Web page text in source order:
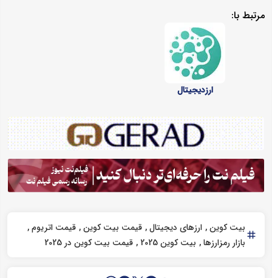
مرتبط با:
ارزدیجیتال
بیت کوین ارزهای دیجیتال قیمت بیت کوین قیمت اتریوم
بازار رمزارزها بیت کوین 2025 قیمت بیت کوین در 2025